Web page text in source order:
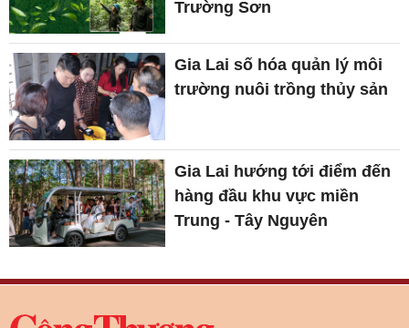
Trường Sơn
Gia Lai số hóa quản lý môi
trường nuôi trồng thủy sản
Gia Lai hướng tới điểm đến
hàng đầu khu vực miền
Trung - Tây Nguyên